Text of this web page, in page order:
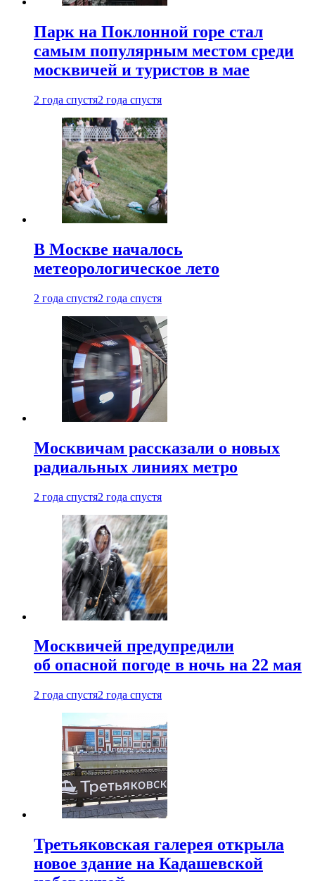
Парк на Поклонной горе стал
самым популярным местом среди
москвичей и туристов в мае
2 года спустя2 года спустя
В Москве началось
метеорологическое лето
2 года спустя2 года спустя
Москвичам рассказали о новых
радиальных линиях метро
2 года спустя2 года спустя
Москвичей предупредили
об опасной погоде в ночь на 22 мая
2 года спустя2 года спустя
Третьяковская галерея открыла
новое здание на Кадашевской